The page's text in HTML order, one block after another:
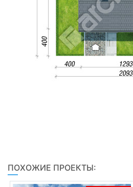
ПОХОЖИЕ ПРОЕКТЫ: